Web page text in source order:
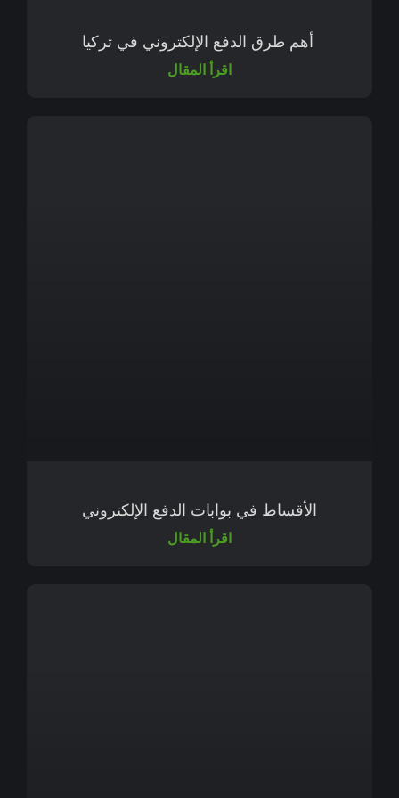
أهم طرق الدفع الإلكتروني في تركيا
اقرأ المقال
الأقساط في بوابات الدفع الإلكتروني
اقرأ المقال